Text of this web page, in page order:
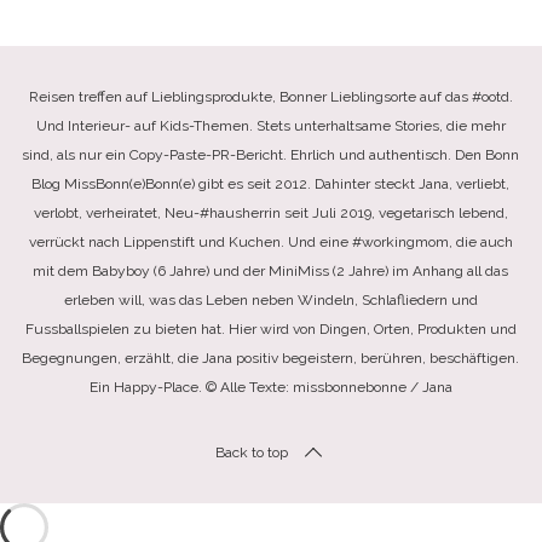
Reisen treffen auf Lieblingsprodukte, Bonner Lieblingsorte auf das #ootd.
Und Interieur- auf Kids-Themen. Stets unterhaltsame Stories, die mehr
sind, als nur ein Copy-Paste-PR-Bericht. Ehrlich und authentisch. Den Bonn
Blog MissBonn(e)Bonn(e) gibt es seit 2012. Dahinter steckt Jana, verliebt,
verlobt, verheiratet, Neu-#hausherrin seit Juli 2019, vegetarisch lebend,
verrückt nach Lippenstift und Kuchen. Und eine #workingmom, die auch
mit dem Babyboy (6 Jahre) und der MiniMiss (2 Jahre) im Anhang all das
erleben will, was das Leben neben Windeln, Schlafliedern und
Fussballspielen zu bieten hat. Hier wird von Dingen, Orten, Produkten und
Begegnungen, erzählt, die Jana positiv begeistern, berühren, beschäftigen.
Ein Happy-Place. © Alle Texte: missbonnebonne / Jana
Back to top